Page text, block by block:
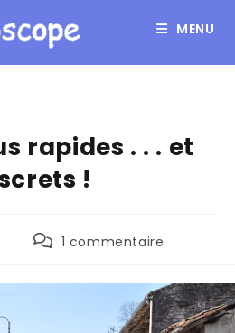
MENU
rapides . . . et
!
1 commentaire